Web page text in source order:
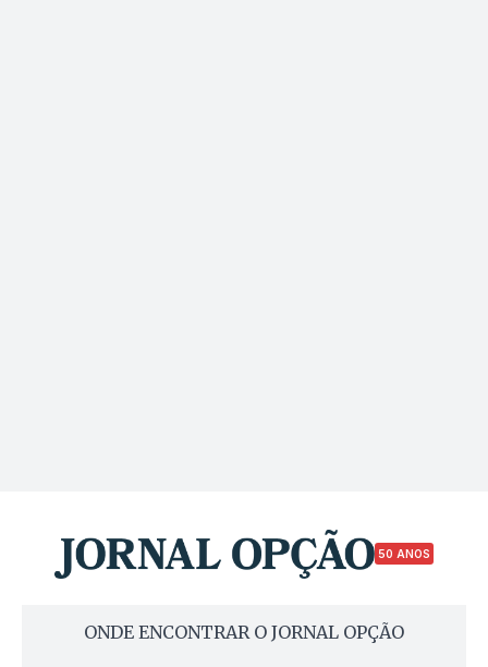
50 ANOS
ONDE ENCONTRAR O JORNAL OPÇÃO